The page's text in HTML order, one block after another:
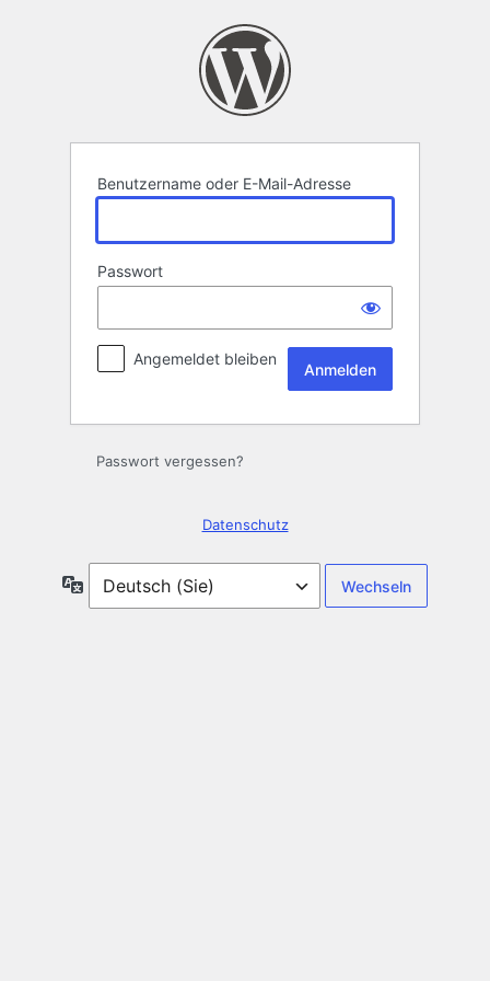
Benutzername oder E-Mail-Adresse
Passwort
Angemeldet bleiben
Passwort vergessen?
Datenschutz
Sprache